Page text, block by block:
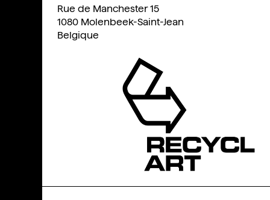
Rue de Manchester 15
1080 Molenbeek-Saint-Jean
Belgique